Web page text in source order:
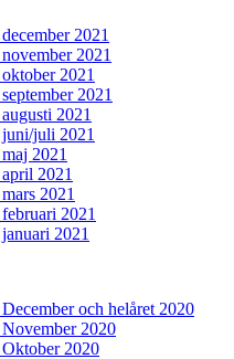
2021
2021
2021
2021
2021
juli 2021
2021
2021
2021
2021
2021
och helåret 2020
2020
2020